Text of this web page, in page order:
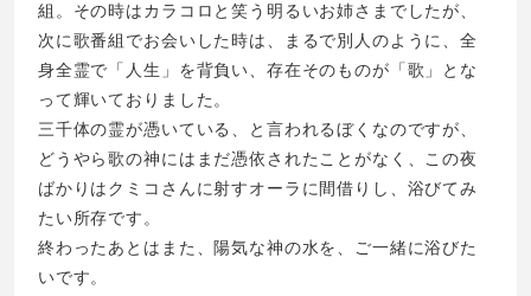
組。その時はカラコロと笑う明るいお姉さまでしたが、
次に歌番組でお会いした時は、まるで別人のように、全
身全霊で「人生」を背負い、存在そのものが「歌」とな
って輝いておりました。
三千体の霊が憑いている、と言われるぼくなのですが、
どうやら歌の神にはまだ憑依されたことがなく、この夜
ばかりはクミコさんに射すオーラに間借りし、浴びてみ
たい所存です。
終わったあとはまた、陽気な神の水を、ご一緒に浴びた
いです。